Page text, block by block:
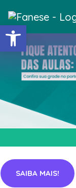
Barra de
SAIBA MAIS!